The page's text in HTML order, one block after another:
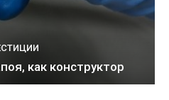
как конструктор